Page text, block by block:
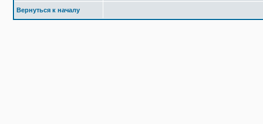
Вернуться к началу